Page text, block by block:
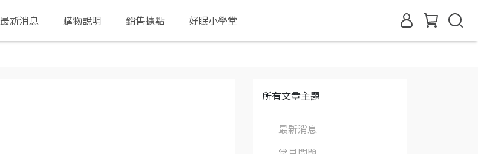
最新消息 購物說明 銷售據點 好眠小學堂
所有文章主題
最新消息